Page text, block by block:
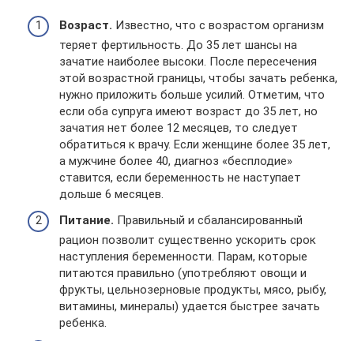
Возраст. Известно, что с возрастом организм
теряет фертильность. До 35 лет шансы на
зачатие наиболее высоки. После пересечения
этой возрастной границы, чтобы зачать ребенка,
нужно приложить больше усилий. Отметим, что
если оба супруга имеют возраст до 35 лет, но
зачатия нет более 12 месяцев, то следует
обратиться к врачу. Если женщине более 35 лет,
а мужчине более 40, диагноз «бесплодие»
ставится, если беременность не наступает
дольше 6 месяцев.
Питание. Правильный и сбалансированный
рацион позволит существенно ускорить срок
наступления беременности. Парам, которые
питаются правильно (употребляют овощи и
фрукты, цельнозерновые продукты, мясо, рыбу,
витамины, минералы) удается быстрее зачать
ребенка.